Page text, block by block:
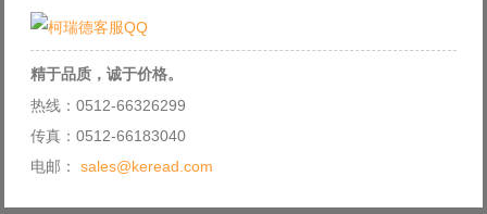
精于品质，诚于价格。
热线：0512-66326299
传真：0512-66183040
电邮： sales@keread.com